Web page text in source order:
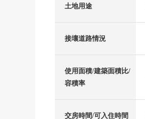
土地用途
接壤道路情況
使用面積/建築面積比/
容積率
交房時間/可入住時間